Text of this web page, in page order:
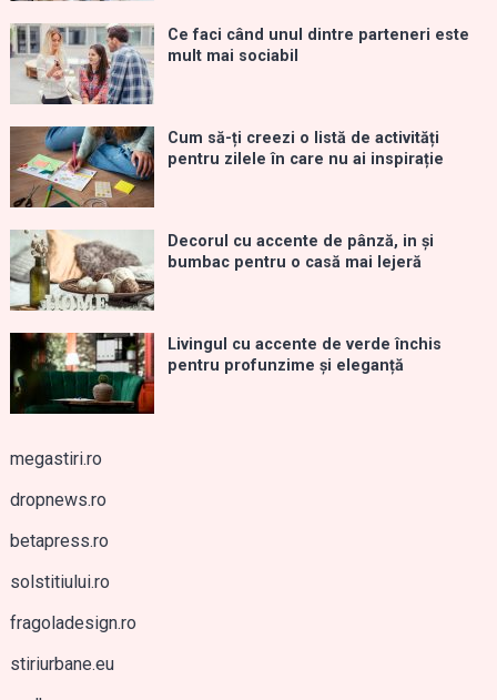
Ce faci când unul dintre parteneri este
mult mai sociabil
Cum să-ți creezi o listă de activități
pentru zilele în care nu ai inspirație
Decorul cu accente de pânză, in și
bumbac pentru o casă mai lejeră
Livingul cu accente de verde închis
pentru profunzime și eleganță
megastiri.ro
dropnews.ro
betapress.ro
solstitiului.ro
fragoladesign.ro
stiriurbane.eu